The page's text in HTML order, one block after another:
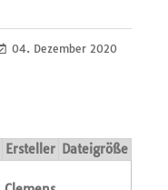
04. Dezember 2020
Ersteller Dateigröße